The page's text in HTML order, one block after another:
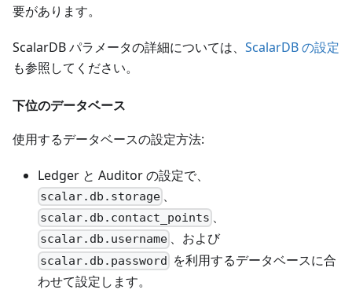
要があります。
ScalarDB パラメータの詳細については、 ScalarDB の設定
も参照してください。
下位のデータベース
使用するデータベースの設定方法:
Ledger と Auditor の設定で、
scalar.db.storage 、
scalar.db.contact_points 、
scalar.db.username 、および
scalar.db.password を利用するデータベースに合
わせて設定します。